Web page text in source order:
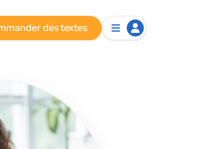
des textes